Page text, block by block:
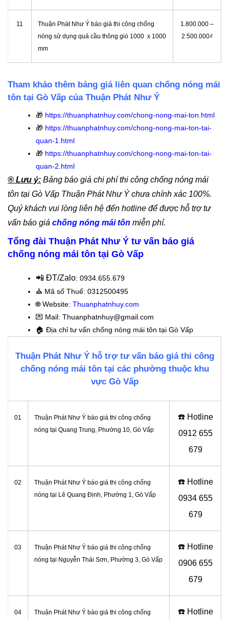
11
Thuận Phát Như Ý báo giá thi công chống
nóng sử dụng quả cầu thông gió 1000 x 1000
mm
1.800.000 –
2.500.000₫
Tham khảo thêm bảng giá liên quan chống nóng mái
tôn tại Gò Vấp của Thuận Phát Như Ý
🎁 https://thuanphatnhuy.com/chong-nong-mai-ton.html
🎁 https://thuanphatnhuy.com/chong-nong-mai-ton-tai-
quan-1.html
🎁 https://thuanphatnhuy.com/chong-nong-mai-ton-tai-
quan-2.html
® Lưu ý: Bảng báo giá chi phí thi công chống nóng mái
tôn tại Gò Vấp Thuận Phát Như Ý chưa chính xác 100%.
Quý khách vui lòng liên hệ đến hotline để được hỗ trợ tư
vấn báo giá chống nóng mái tôn miễn phí.
Tổng đài Thuận Phát Như Ý tư vấn báo giá
chống nóng mái tôn tại Gò Vấp
📲 ĐT/Zalo: 0934.655.679
⛪️ Mã số Thuế: 0312500495
🌐 Website: Thuanphatnhuy.com
💌 Mail: Thuanphatnhuy@gmail.com
🏠 Địa chỉ tư vấn chống nóng mái tôn tại Gò Vấp
Thuận Phát Như Ý hỗ trợ tư vấn báo giá thi công
chống nóng mái tôn tại các phường thuộc khu
vực Gò Vấp
01
Thuận Phát Như Ý báo giá thi công chống
nóng tại Quang Trung, Phường 10, Gò Vấp
☎️ Hotline
0912 655
679
02
Thuận Phát Như Ý báo giá thi công chống
nóng tại Lê Quang Định, Phường 1, Gò Vấp
☎️ Hotline
0934 655
679
03
Thuận Phát Như Ý báo giá thi công chống
nóng tại Nguyễn Thái Sơn, Phường 3, Gò Vấp
☎️ Hotline
0906 655
679
04
Thuận Phát Như Ý báo giá thi công chống
☎️ Hotline